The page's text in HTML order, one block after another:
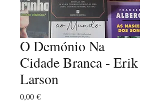
O Demónio Na
Cidade Branca - Erik
Larson
0,00 €Preço